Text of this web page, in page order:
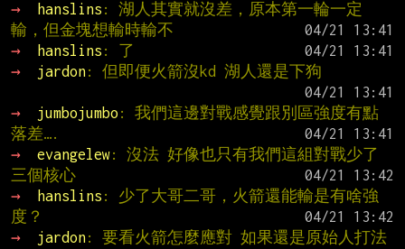
→
hanslins : 湖人其實就沒差，原本第一輪一定
輸，但金塊想輸時輸不
→
hanslins : 了
→
jardon: 但即便火箭沒kd 湖人還是下狗
→
jumbojumbo : 我們這邊對戰感覺跟別區強度有點
落差….
→
evangelew: 沒法 好像也只有我們這組對戰少了
三個核心
→
hanslins : 少了大哥二哥，火箭還能輸是有啥強
度？
→
jardon: 要看火箭怎麼應對 如果還是原始人打法